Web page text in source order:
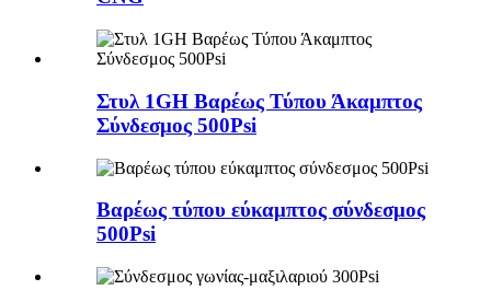
Στυλ 1GH Βαρέως Τύπου Άκαμπτος
Σύνδεσμος 500Psi
Βαρέως τύπου εύκαμπτος σύνδεσμος
500Psi